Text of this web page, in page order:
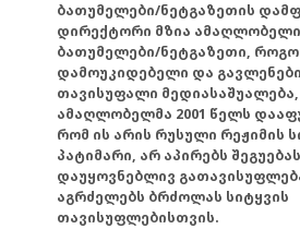
ბათუმელები/ნეტგაზეთის
დირექტორი მზია
ბათუმელები/ნეტგაზეთი,
დამოუკიდებელი და
თავისუფალი
ამაღლობელმა 2001 წელს
რომ ის არის რუსული რეჟიმის
პატიმარი, არ აპირებს
დაუყოვნებლივ
აგრძელებს ბრძოლას სიტყვის
თავისუფლებისთვის.